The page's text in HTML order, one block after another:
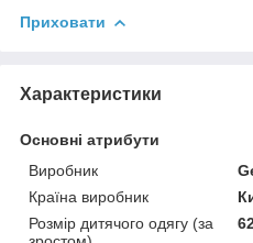
Приховати
Характеристики
Основні атрибути
Виробник
Країна виробник
Розмір дитячого одягу (за